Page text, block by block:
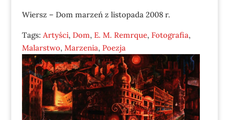
Wiersz – Dom marzeń z listopada 2008 r.
Tags: Artyści, Dom, E. M. Remrque, Fotografia,
Malarstwo, Marzenia, Poezja